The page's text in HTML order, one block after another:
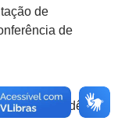
de
de
antecedência